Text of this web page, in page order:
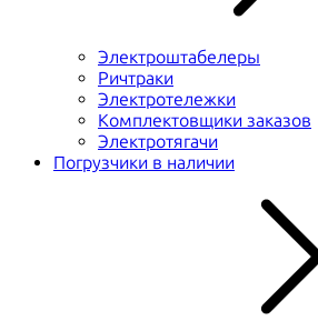
Электроштабелеры
Ричтраки
Электротележки
Комплектовщики заказов
Электротягачи
Погрузчики в наличии